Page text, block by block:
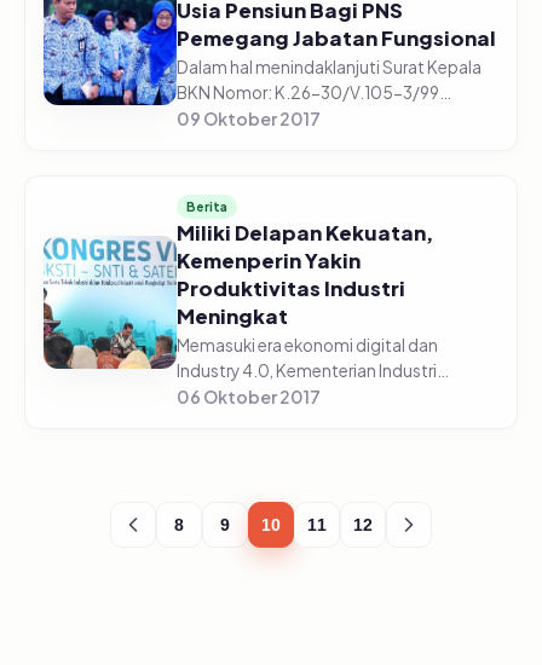
Usia Pensiun Bagi PNS
Pemegang Jabatan Fungsional
Dalam hal menindaklanjuti Surat Kepala
BKN Nomor: K.26-30/V.105-3/99
tertanggal 15 September 2017 tentang
Kepegawaia...
09 Oktober 2017
Berita
Miliki Delapan Kekuatan,
Kemenperin Yakin
Produktivitas Industri
Meningkat
Memasuki era ekonomi digital dan
Industry 4.0, Kementerian Industri
menjabarkan kekuatan-kekuatan
06 Oktober 2017
8 9 10 11 12